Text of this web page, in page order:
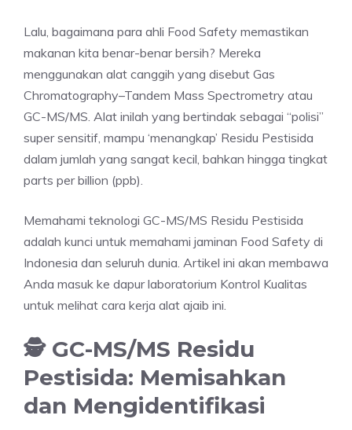
Lalu, bagaimana para ahli Food Safety memastikan
makanan kita benar-benar bersih? Mereka
menggunakan alat canggih yang disebut Gas
Chromatography–Tandem Mass Spectrometry atau
GC-MS/MS. Alat inilah yang bertindak sebagai “polisi”
super sensitif, mampu ‘menangkap’ Residu Pestisida
dalam jumlah yang sangat kecil, bahkan hingga tingkat
parts per billion (ppb).
Memahami teknologi GC-MS/MS Residu Pestisida
adalah kunci untuk memahami jaminan Food Safety di
Indonesia dan seluruh dunia. Artikel ini akan membawa
Anda masuk ke dapur laboratorium Kontrol Kualitas
untuk melihat cara kerja alat ajaib ini.
🕵️ GC-MS/MS Residu
Pestisida: Memisahkan
dan Mengidentifikasi